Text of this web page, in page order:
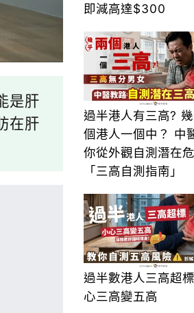
是肝
在肝
即減高達$300
過半港人有三高?
個港人一個中？ 中
你從外觀自測潛在
「三高自測指南」
過半數港人三高超
心三高變五高